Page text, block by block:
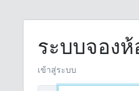
ระบบจอง
เข้าสู่ระบบ